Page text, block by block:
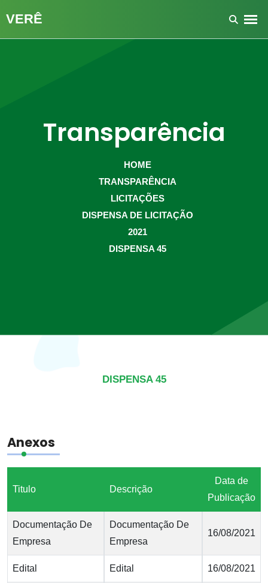
Transparência
HOME
TRANSPARÊNCIA
LICITAÇÕES
DISPENSA DE LICITAÇÃO
2021
DISPENSA 45
DISPENSA 45
Anexos
Titulo Descrição
Data de
Publicação
Documentação De
Empresa
Documentação De
Empresa
16/08/2021
Edital Edital 16/08/2021